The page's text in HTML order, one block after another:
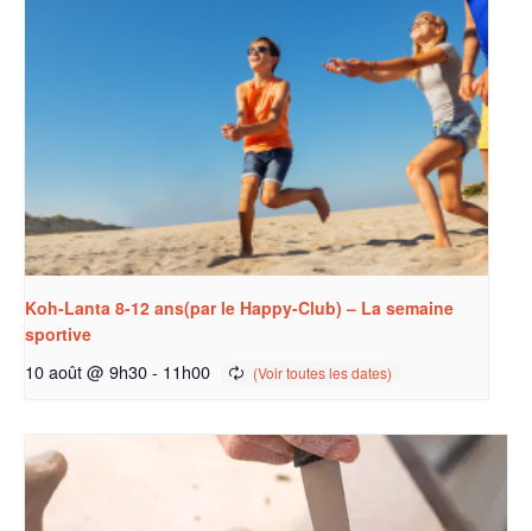
Koh-Lanta 8-12 ans(par le Happy-Club) – La semaine
sportive
10 août @ 9h30- 11h00